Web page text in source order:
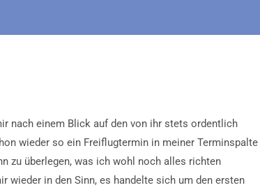
nach einem Blick auf den von ihr stets ordentlich
wieder so ein Freiflugtermin in meiner Terminspalte
zu überlegen, was ich wohl noch alles richten
wieder in den Sinn, es handelte sich um den ersten